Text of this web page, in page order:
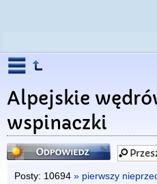
Alpejskie
wspinaczki
Odpowiedz
Posty: 10694 » pierwszy